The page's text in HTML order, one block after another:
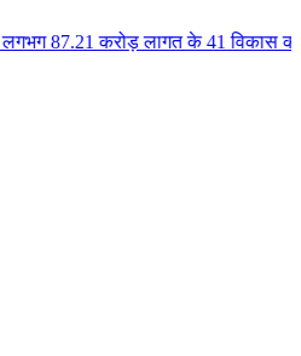
विकास कार्यों का किया